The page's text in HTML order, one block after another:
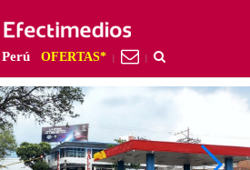
Perú OFERTAS*